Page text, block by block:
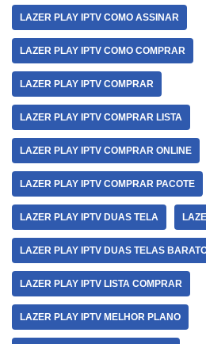
LAZER PLAY IPTV COMO ASSINAR
LAZER PLAY IPTV COMO COMPRAR
LAZER PLAY IPTV COMPRAR
LAZER PLAY IPTV COMPRAR LISTA
LAZER PLAY IPTV COMPRAR ONLINE
LAZER PLAY IPTV COMPRAR PACOTE
LAZER PLAY IPTV DUAS TELA
LAZER PLAY IPTV DUAS TELAS
LAZER PLAY IPTV LISTA COMPRAR
LAZER PLAY IPTV MELHOR PLANO